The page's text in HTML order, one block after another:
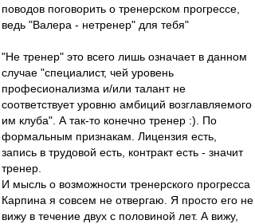
поводов поговорить о тренерском прогрессе,
ведь "Валера - нетренер" для тебя"
"Не тренер" это всего лишь означает в данном
случае "специалист, чей уровень
професионализма и/или талант не
соответствует уровню амбиций возглавляемого
им клуба". А так-то конечно тренер :). По
формальным признакам. Лицензия есть,
запись в трудовой есть, контракт есть - значит
тренер.
И мысль о возможности тренерского прогресса
Карпина я совсем не отвергаю. Я просто его не
вижу в течение двух с половиной лет. А вижу,